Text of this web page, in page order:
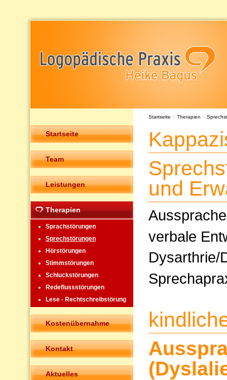
Startseite
Team
Leistungen
Therapien
Sprachstörungen
Sprechstörungen
Hörstörungen
Stimmstörungen
Schluckstörungen
Redeflussstörungen
Lese - Rechtschreibstörung
Kostenübernahme
Kontakt
Aktuelles
Startseite > Therapien >
und
verbale
Dysarthrie/